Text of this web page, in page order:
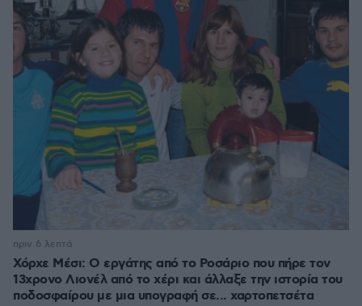
Χόρχε Μέσι: Ο εργάτης από το Ροσάριο που πήρε τον
13χρονο Λιονέλ από το χέρι και άλλαξε την ιστορία του
ποδοσφαίρου με μια υπογραφή σε... χαρτοπετσέτα
πριν 6 λεπτά